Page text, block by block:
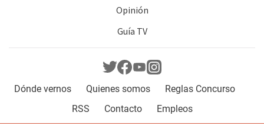
Opinión
Guía TV
Dónde vernos Quienes somos
Reglas Concurso
RSS
Contacto Empleos